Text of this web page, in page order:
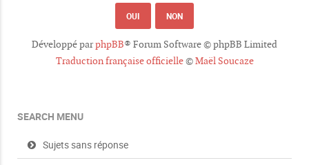
Développé parphpBB® Forum Software © phpBB Limited
Traduction française officielle©Maël Soucaze
SEARCH MENU
Sujets sans réponse